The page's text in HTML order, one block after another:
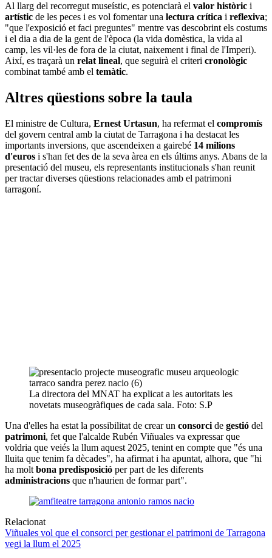
Al llarg del recorregut museístic, es potenciarà el valor històric i
artístic de les peces i es vol fomentar una lectura crítica i reflexiva;
"que l'exposició et faci preguntes" mentre vas descobrint els costums
i el dia a dia de la gent de l'època (la vida domèstica, la vida al
camp, les vil·les de fora de la ciutat, naixement i final de l'Imperi).
Així, es traçarà un relat lineal, que seguirà el criteri cronològic
combinat també amb el temàtic.
Altres qüestions sobre la taula
El ministre de Cultura, Ernest Urtasun, ha refermat el compromís
del govern central amb la ciutat de Tarragona i ha destacat les
importants inversions, que ascendeixen a gairebé 14 milions
d'euros i s'han fet des de la seva àrea en els últims anys. Abans de la
presentació del museu, els representants institucionals s'han reunit
per tractar diverses qüestions relacionades amb el patrimoni
tarragoní.
La directora del MNAT ha explicat a les autoritats les
novetats museogràfiques de cada sala. Foto: S.P
Una d'elles ha estat la possibilitat de crear un consorci de gestió del
patrimoni, fet que l'alcalde Rubén Viñuales va expressar que
voldria que veiés la llum aquest 2025, tenint en compte que "és una
lluita que tenim fa dècades", ha afirmat i ha apuntat, alhora, que "hi
ha molt bona predisposició per part de les diferents
administracions que n'haurien de formar part".
Relacionat
Viñuales vol que el consorci per gestionar el patrimoni de Tarragona
vegi la llum el 2025